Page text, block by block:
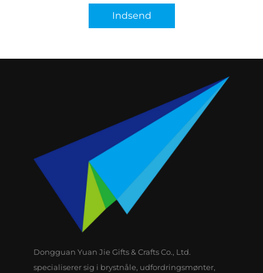
Indsend
Dongguan Yuan Jie Gifts & Crafts Co., Ltd.
specialiserer sig i brystnåle, udfordringsmønter,